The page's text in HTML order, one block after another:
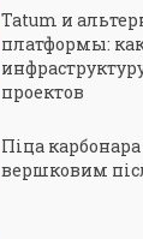
Tatum и
платформы:
проектов
Піца карбонара
вершковим